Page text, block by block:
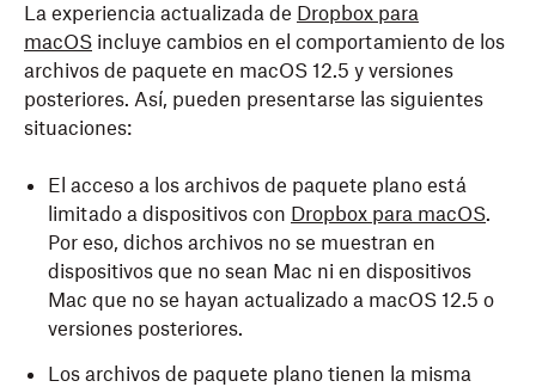
La experiencia actualizada de Dropbox para
macOS incluye cambios en el comportamiento de los
archivos de paquete en macOS 12.5 y versiones
posteriores. Así, pueden presentarse las siguientes
situaciones:
El acceso a los archivos de paquete plano está
limitado a dispositivos con Dropbox para macOS.
Por eso, dichos archivos no se muestran en
dispositivos que no sean Mac ni en dispositivos
Mac que no se hayan actualizado a macOS 12.5 o
versiones posteriores.
Los archivos de paquete plano tienen la misma